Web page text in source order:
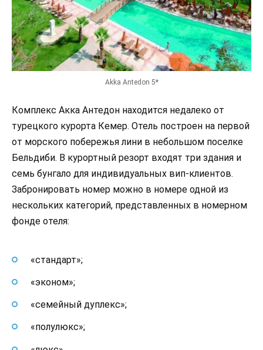
Akka Antedon 5*
Комплекс Акка Антедон находится недалеко от
турецкого курорта Кемер. Отель построен на первой
от морского побережья лини в небольшом поселке
Бельдиби. В курортный резорт входят три здания и
семь бунгало для индивидуальных вип-клиентов.
Забронировать номер можно в номере одной из
нескольких категорий, представленных в номерном
фонде отеля:
«стандарт»;
«эконом»;
«семейный дуплекс»;
«полулюкс»;